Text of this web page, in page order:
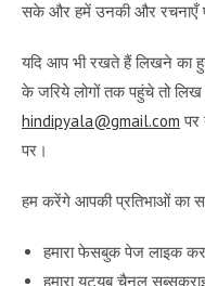
सके और हमें उनकी और रचनाएँ
यदि आप भी रखते हैं लिखने का
के जरिये लोगों तक पहुंचे तो
hindipyala@gmail.com पर
पर।
हम करेंगे आपकी प्रतिभाओं का
हमारा फेसबुक पेज लाइक
हमारा यूट्यूब चैनल